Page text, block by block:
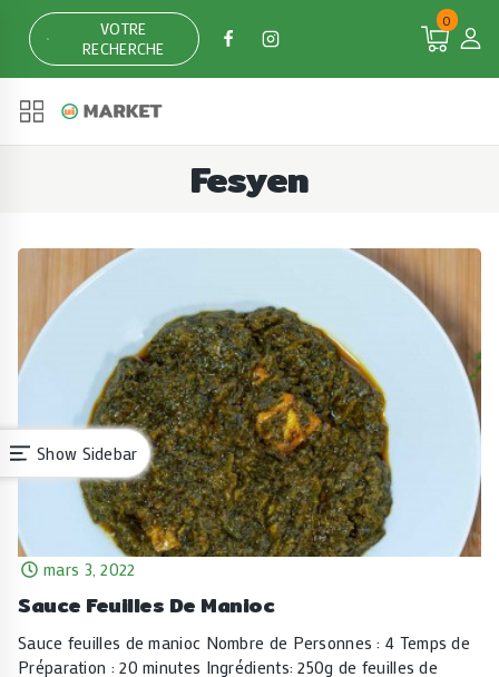
content
VOTRE
RECHERCHE
0
Show Sidebar
Fesyen
mars 3, 2022
Sauce Feuilles De Manioc
Sauce feuilles de manioc Nombre de Personnes : 4 Temps de
Préparation : 20 minutes Ingrédients: 250g de feuilles de